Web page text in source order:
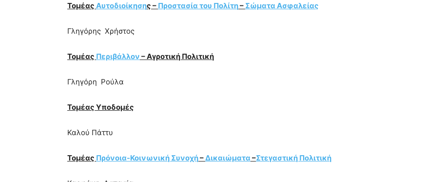
Τομέας Αυτοδιοίκησης – Προστασία του Πολίτη– Σώματα Ασφαλείας
Γληγόρης Χρήστος
Τομέας Περιβάλλον – Αγροτική Πολιτική
Γληγόρη Ρούλα
Τομέας Υποδομές
Καλού Πάττυ
Τομέας Πρόνοια-Κοινωνική Συνοχή–Δικαιώματα –Στεγαστική Πολιτική